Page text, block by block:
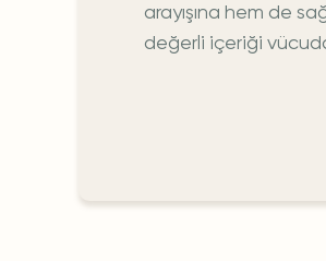
arayışına hem de
değerli içeriği vücuda